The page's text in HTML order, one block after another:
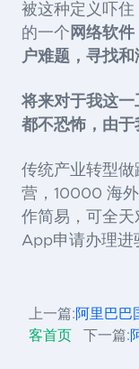
被这种定义吓
的一个 网络软件
户难题，寻找和
将来对于我这
都不恐怖，由于
传统产业转型
营，10000 海
作简易，可全
App申请办理进
上一篇:阿里巴巴
客首页
下一篇: